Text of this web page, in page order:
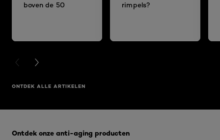
boven de 50
rimpels?
PREVIOUS CARD
NEXT CARD
ONTDEK ALLE ARTIKELEN
Ontdek onze anti-aging producten